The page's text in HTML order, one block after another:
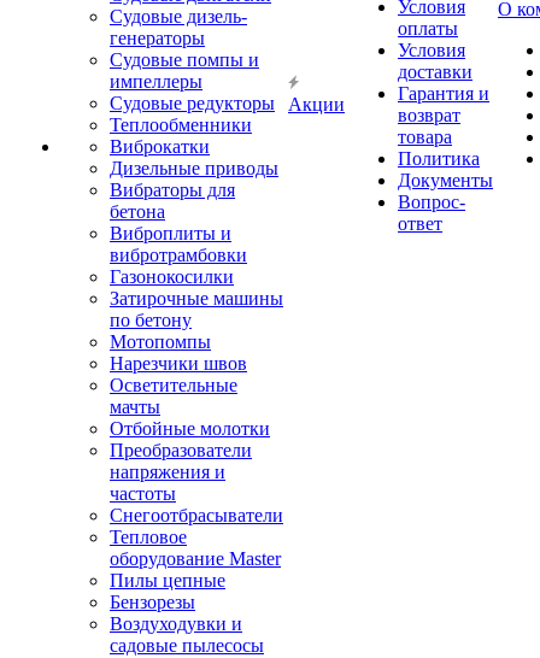
Судовые дизель-
генераторы
Судовые помпы и
импеллеры
Судовые редукторы
Теплообменники
Виброкатки
Дизельные приводы
Вибраторы для
бетона
Виброплиты и
вибротрамбовки
Газонокосилки
Затирочные машины
по бетону
Мотопомпы
Нарезчики швов
Осветительные
мачты
Отбойные молотки
Преобразователи
напряжения и
частоты
Снегоотбрасыватели
Тепловое
оборудование Master
Пилы цепные
Бензорезы
Воздуходувки и
садовые пылесосы
Акции
Условия
оплаты
Условия
доставки
Гарантия и
возврат
товара
Политика
Документы
Вопрос-
ответ
О